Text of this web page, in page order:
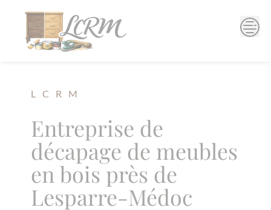
L C R M
Entreprise de
décapage de meubles
en bois près de
Lesparre-Médoc